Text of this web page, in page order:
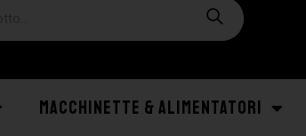
MACCHINETTE & ALIMENTATORI